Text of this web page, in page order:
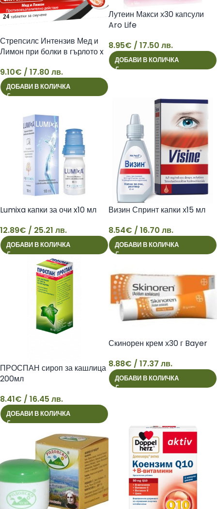
9
Стрепсилс Интензив Мед и
Лимон при болки в гърлото x
9.10€ / 17.80 лв.
ДОБАВИ В КОЛИЧКА
8
Лутеин Макси х30 капсули
Aro Life
8.95€ / 17.50 лв.
ДОБАВИ В КОЛИЧКА
12
Lumixa капки за очи x10 мл
12.89€ / 25.21 лв.
ДОБАВИ В КОЛИЧКА 8
Визин Спринт капки х15 мл
8.54€ / 16.70 лв.
ДОБАВИ В КОЛИЧКА
8
ПРОСПАН сироп за кашлица
200мл
8.41€ / 16.45 лв.
ДОБАВИ В КОЛИЧКА
8
Скинорен крем х30 г Bayer
8.88€ / 17.37 лв.
ДОБАВИ В КОЛИЧКА